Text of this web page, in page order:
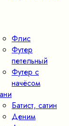
Флис
Футер
петельный
Футер с
начёсом
Батист, сатин
Деним